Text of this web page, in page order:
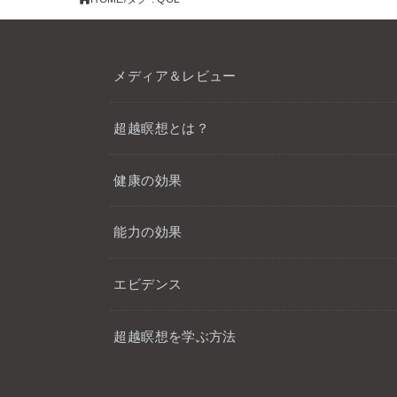
メディア＆レビュー
超越瞑想とは？
健康の効果
能力の効果
エビデンス
超越瞑想を学ぶ方法